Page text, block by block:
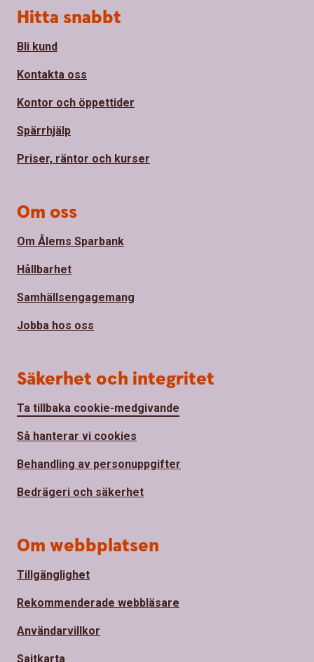
Sidfot
Hitta snabbt
Bli kund
Kontakta oss
Kontor och öppettider
Spärrhjälp
Priser, räntor och kurser
Om oss
Om Ålems Sparbank
Hållbarhet
Samhällsengagemang
Jobba hos oss
Säkerhet och integritet
Ta tillbaka cookie-medgivande
Så hanterar vi cookies
Behandling av personuppgifter
Bedrägeri och säkerhet
Om webbplatsen
Tillgänglighet
Rekommenderade webbläsare
Användarvillkor
Sajtkarta